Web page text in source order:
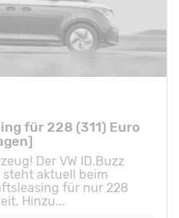
für 228 (311) Euro
Der VW ID.Buzz
steht aktuell beim
für nur 228
Hinzu...